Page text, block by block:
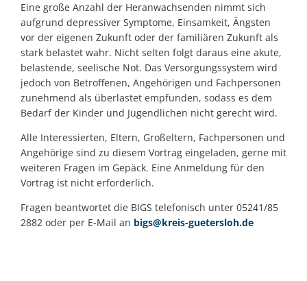
Eine große Anzahl der Heranwachsenden nimmt sich
aufgrund depressiver Symptome, Einsamkeit, Ängsten
vor der eigenen Zukunft oder der familiären Zukunft als
stark belastet wahr. Nicht selten folgt daraus eine akute,
belastende, seelische Not. Das Versorgungssystem wird
jedoch von Betroffenen, Angehörigen und Fachpersonen
zunehmend als überlastet empfunden, sodass es dem
Bedarf der Kinder und Jugendlichen nicht gerecht wird.
Alle Interessierten, Eltern, Großeltern, Fachpersonen und
Angehörige sind zu diesem Vortrag eingeladen, gerne mit
weiteren Fragen im Gepäck. Eine Anmeldung für den
Vortrag ist nicht erforderlich.
Fragen beantwortet die BIGS telefonisch unter 05241/85
2882 oder per E-Mail an bigs@kreis-guetersloh.de